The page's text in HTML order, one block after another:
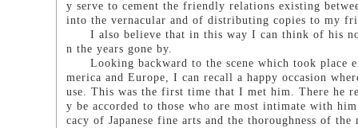
y serve to cement the friendly relations existing
into the vernacular and of distributing copies to my
I also believe that in this way I can think of his
n the years gone by.
Looking backward to the scene which took place
merica and Europe, I can recall a happy occasion
use. This was the first time that I met him. There he
y be accorded to those who are most intimate with
cacy of Japanese fine arts and the thoroughness of